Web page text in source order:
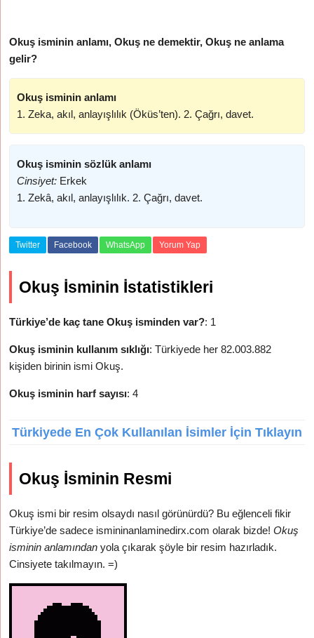
Okuş isminin anlamı, Okuş ne demektir, Okuş ne anlama
gelir?
Okuş isminin anlamı
1. Zeka, akıl, anlayışlılık (Öküs’ten). 2. Çağrı, davet.
Okuş isminin sözlük anlamı
Cinsiyet: Erkek
1. Zekâ, akıl, anlayışlılık. 2. Çağrı, davet.
Twitter Facebook WhatsApp Yorum Yap
Okuş İsminin İstatistikleri
Türkiye’de kaç tane Okuş isminden var?: 1
Okuş isminin kullanım sıklığı: Türkiyede her 82.003.882
kişiden birinin ismi Okuş.
Okuş isminin harf sayısı: 4
Türkiyede En Çok Kullanılan İsimler İçin Tıklayın
Okuş İsminin Resmi
Okuş ismi bir resim olsaydı nasıl görünürdü? Bu eğlenceli fikir
Türkiye’de sadece ismininanlaminedirx.com olarak bizde!Okuş
isminin anlamından yola çıkarak şöyle bir resim hazırladık.
Cinsiyete takılmayın. =)